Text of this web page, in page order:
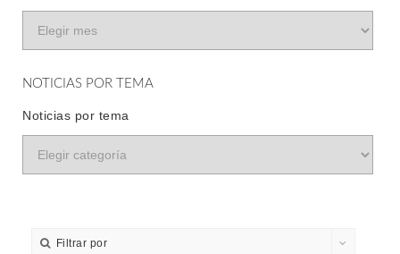
NOTICIAS POR TEMA
Noticias por tema
Filtrar por